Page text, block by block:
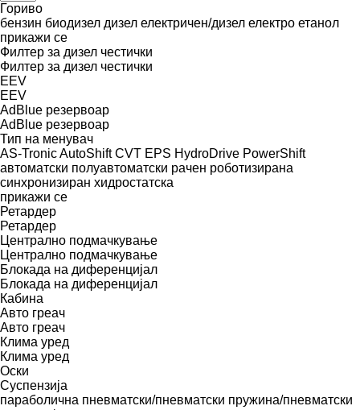
Гориво
бензин биодизел дизел електричен/дизел електро етанол
прикажи се
Филтер за дизел честички
Филтер за дизел честички
EEV
EEV
AdBlue резервоар
AdBlue резервоар
Тип на менувач
AS-TronicAutoShift CVT EPS HydroDrive PowerShift
автоматски полуавтоматски рачен роботизирана
синхронизиран хидростатска
прикажи се
Ретардер
Ретардер
Централно подмачкување
Централно подмачкување
Блокада на диференцијал
Блокада на диференцијал
Кабина
Авто греач
Авто греач
Клима уред
Клима уред
Оски
Суспензија
параболична пневматски/пневматски пружина/пневматски